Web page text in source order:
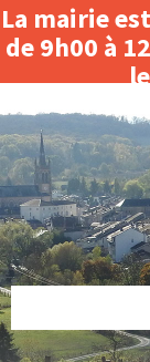
La mairie
de 9h00 à
Fermeture
to
content
to
left
sidebar
to
right
sidebar
to
footer